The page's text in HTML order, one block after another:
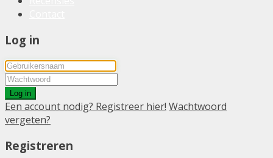
Log in
Log in
Een account nodig? Registreer hier! Wachtwoord
vergeten?
Registreren